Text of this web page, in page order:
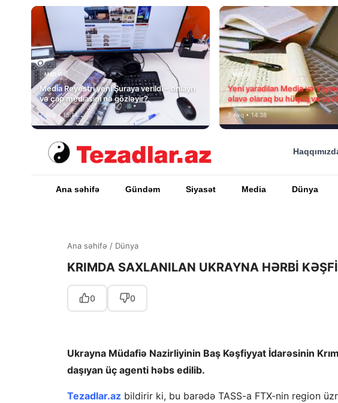
MEDİA
Media Reyestri yeni Şuraya verildi – onlayn
və çap mediasını nə gözləyir?
7 Avq • 15:14
MEDİA
Yeni yaradılan Media və
əlavə olaraq bu hüquq və
7 Avq • 14:38
Ana səhifə Gündəm Siyasət Media Dünya
Ana səhifə / Dünya
KRIMDA SAXLANILAN UKRAYNA HƏRBİ
0 0
Ukrayna Müdafiə Nazirliyinin Baş Kəşfiyyat İdarəsinin
daşıyan üç agenti həbs edilib.
Tezadlar.az bildirir ki, bu barədə TASS-a FTX-nin region